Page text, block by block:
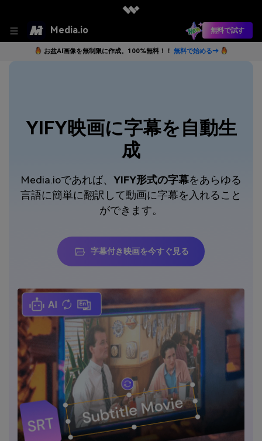
Media.io 無料で試す
お盆AI画像を無制限に作成。100%無料！！ 無料で始める→
YIFY映画に字幕を自動生
成
Media.ioであれば、 YIFY形式の字幕をあらゆる
言語に簡単に翻訳して動画に字幕を入れること
ができます。
字幕付き映画を今すぐ見る